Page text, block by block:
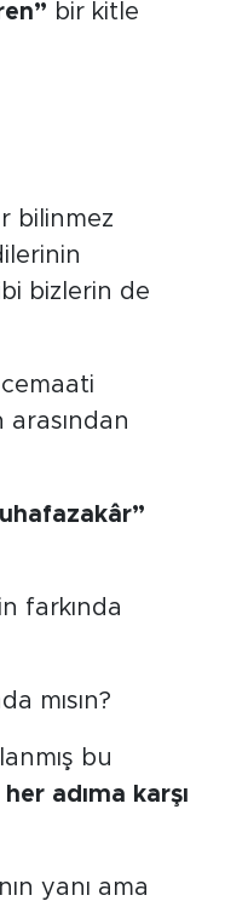
bir kitle
bilinmez
bizlerin de
farkında
mısın?
bu
her adıma karşı
yanı ama